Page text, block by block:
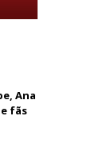
Ana
fãs